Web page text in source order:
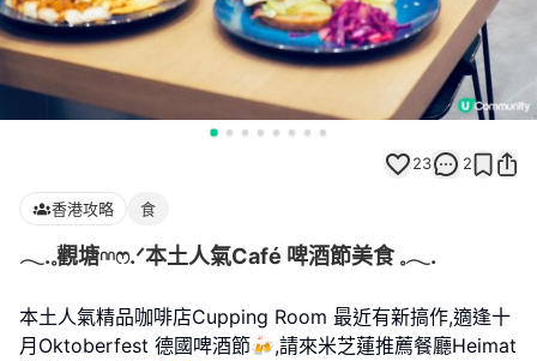
23 2
香港攻略 食
𓂃.𓈒觀塘𓎏ෆ.ᐟ本土人氣Café 啤酒節美食 𓈒𓂃.
本土人氣精品咖啡店Cupping Room 最近有新搞作,適逢十
月Oktoberfest 德國啤酒節🍻,請來米芝蓮推薦餐廳Heimat